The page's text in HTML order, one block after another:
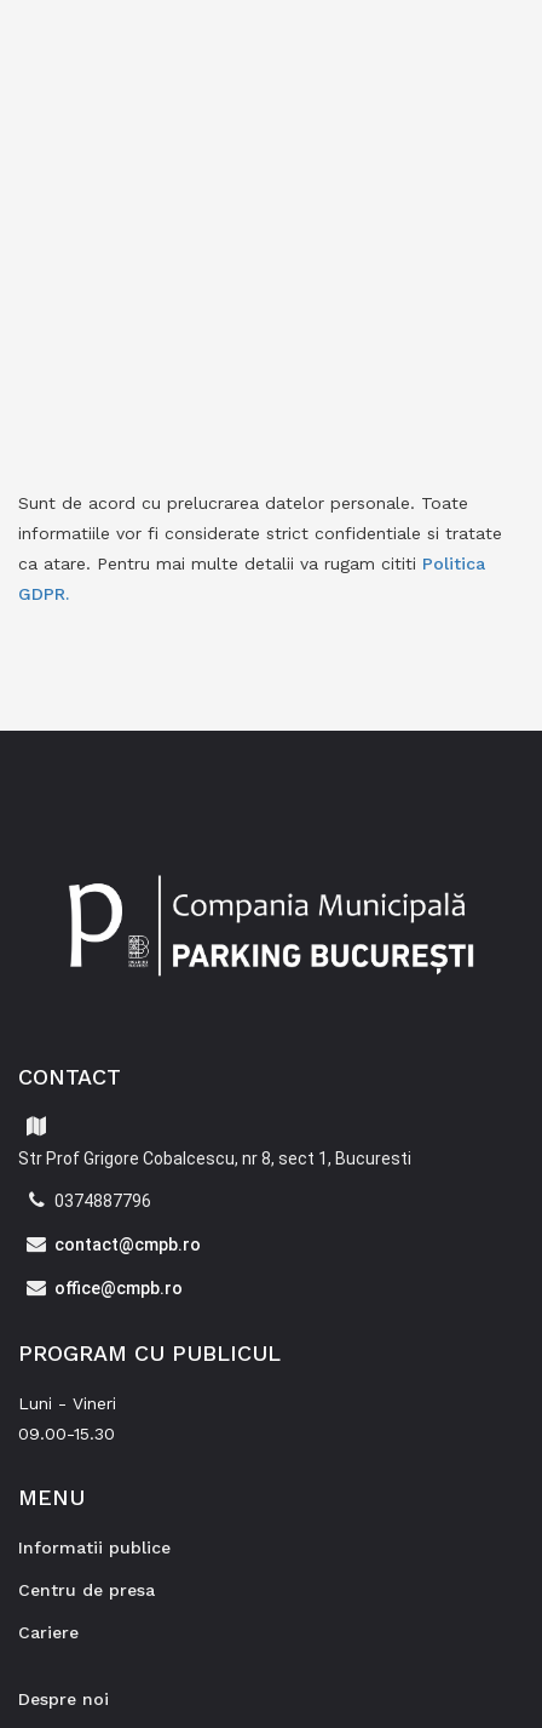
Sunt de acord cu prelucrarea datelor personale. Toate
informatiile vor fi considerate strict confidentiale si tratate
ca atare. Pentru mai multe detalii va rugam cititi Politica
GDPR.
CONTACT
Str Prof Grigore Cobalcescu, nr 8, sect 1, Bucuresti
0374887796
contact@cmpb.ro
office@cmpb.ro
PROGRAM CU PUBLICUL
Luni - Vineri
09.00-15.30
MENU
Informatii publice
Centru de presa
Cariere
Despre noi